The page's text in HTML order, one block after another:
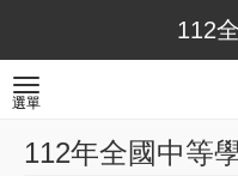
112
Toggle
navigation
選單
112年全國中等